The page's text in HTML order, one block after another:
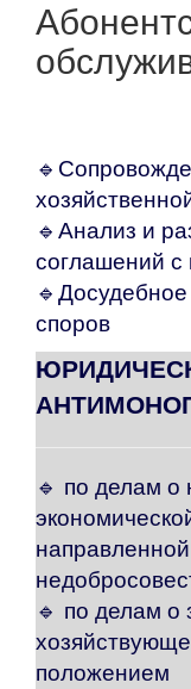
🔹Анализ и
соглашений с
споров
🔹 по делам
🔹 по делам о
положением